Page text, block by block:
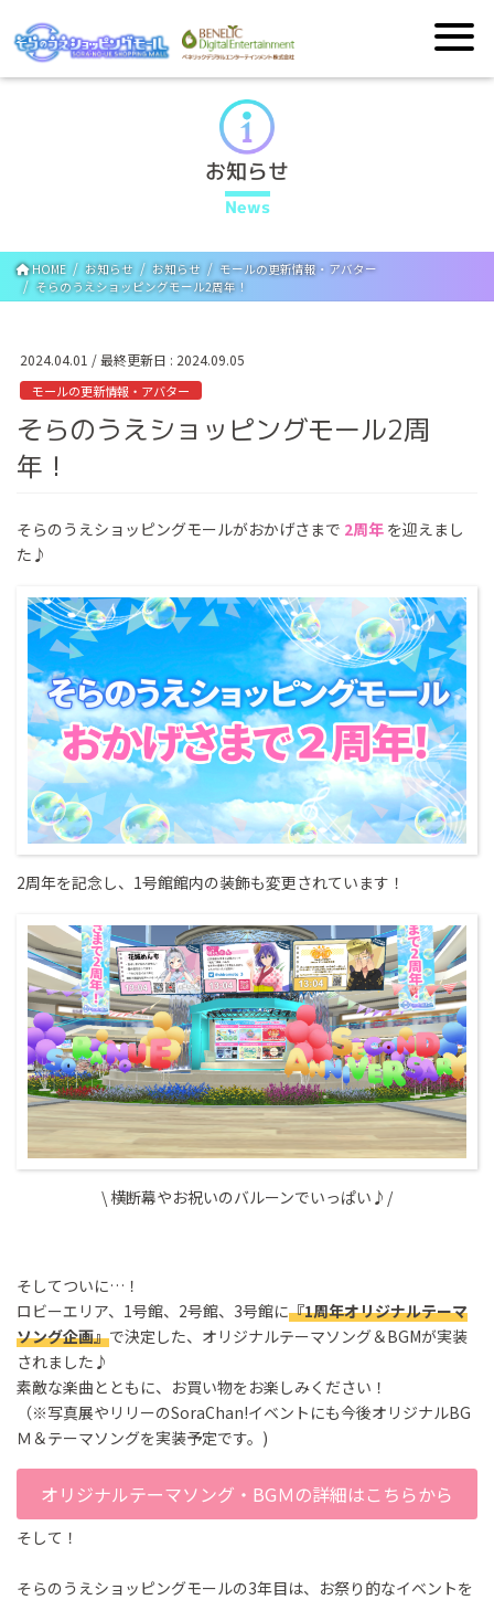
お知らせ
News
HOME お知らせ お知らせ
モールの更新情報・アバター
そらのうえショッピングモール2周年！
2024.04.01 / 最終更新日 : 2024.09.05
モールの更新情報・アバター
そらのうえショッピングモール2周
年！
そらのうえショッピングモールがおかげさまで 2周年 を迎えまし
た♪
2周年を記念し、1号館館内の装飾も変更されています！
\ 横断幕やお祝いのバルーンでいっぱい♪/
そしてついに…！
ロビーエリア、1号館、2号館、3号館に『1周年オリジナルテーマ
ソング企画』で決定した、オリジナルテーマソング＆BGMが実装
されました♪
素敵な楽曲とともに、お買い物をお楽しみください！
（※写真展やリリーのSoraChan!イベントにも今後オリジナルBG
Ｍ＆テーマソングを実装予定です。)
オリジナルテーマソング・BGＭの詳細はこちらから
そして！
そらのうえショッピングモールの3年目は、お祭り的なイベントを